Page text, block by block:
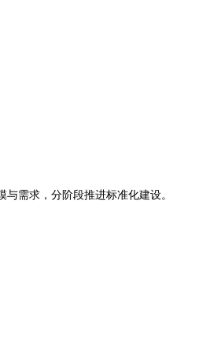
需求，分阶段推进标准化建设。